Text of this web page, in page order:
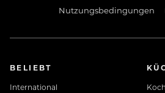
Nutzungsbedingungen
BELIEBT
International